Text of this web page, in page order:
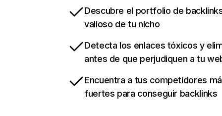
Descubre el portfolio de
valioso de tu nicho
Detecta los enlaces tóxicos y
antes de que perjudiquen a tu
Encuentra a tus competidores
fuertes para conseguir backlinks